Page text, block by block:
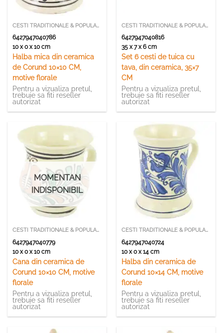
CESTI TRADITIONALE & POPULARE
6427947040786
10 x 0 x 10 cm
Halba mica din ceramica
de Corund 10×10 CM,
motive florale
Pentru a vizualiza pretul,
trebuie sa fiti reseller
autorizat
CESTI TRADITIONALE & POPULARE
6427947040816
35 x 7 x 6 cm
Set 6 cesti de tuica cu
tava, din ceramica, 35×7
CM
Pentru a vizualiza pretul,
trebuie sa fiti reseller
autorizat
MOMENTAN
INDISPONIBIL
CESTI TRADITIONALE & POPULARE
6427947040779
10 x 0 x 10 cm
Cana din ceramica de
Corund 10×10 CM, motive
florale
Pentru a vizualiza pretul,
trebuie sa fiti reseller
autorizat
CESTI TRADITIONALE & POPULARE
6427947040724
10 x 0 x 14 cm
Halba din ceramica de
Corund 10×14 CM, motive
florale
Pentru a vizualiza pretul,
trebuie sa fiti reseller
autorizat